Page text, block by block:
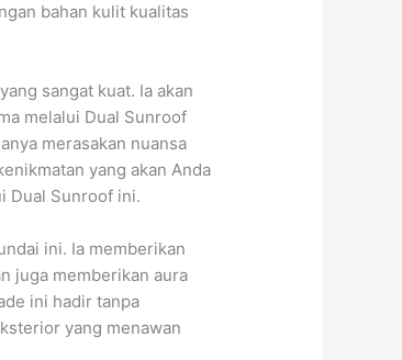
bahan kulit kualitas
sangat kuat. Ia akan
melalui Dual Sunroof
merasakan nuansa
yang akan Anda
Dual Sunroof ini.
ini. Ia memberikan
juga memberikan aura
ini hadir tanpa
yang menawan